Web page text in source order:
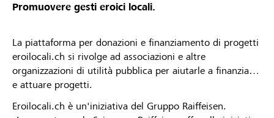
Promuovere gesti eroici locali.
La piattaforma per donazioni e finanziamento di progetti
eroilocali.ch si rivolge ad associazioni e altre
organizzazioni di utilità pubblica per aiutarle a finanziare
e attuare progetti.
Eroilocali.ch è un'iniziativa del Gruppo Raiffeisen.